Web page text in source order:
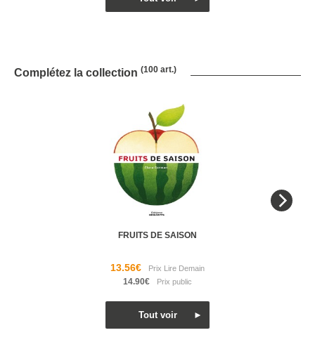
Complétez la collection (100 art.)
FRUITS DE SAISON
13.56€
14.90€